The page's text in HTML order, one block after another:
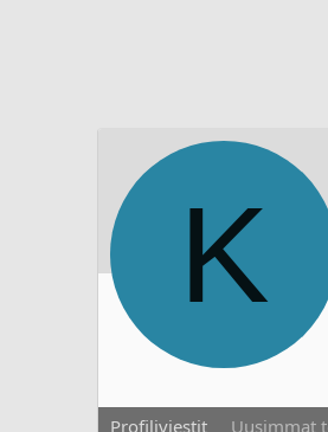
K
Profiliviestit Uusimmat